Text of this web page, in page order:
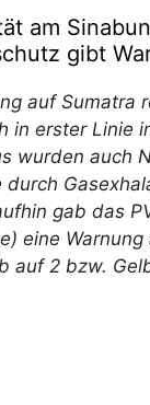
am
gibt
auf Sumatra
in erster Linie
wurden auch
gab das
eine
auf 2 bzw.